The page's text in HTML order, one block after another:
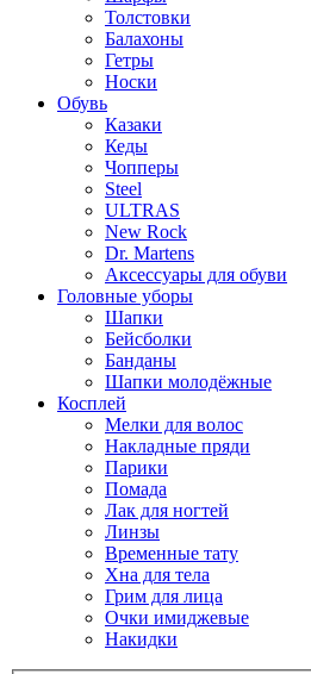
Толстовки
Балахоны
Гетры
Носки
Обувь
Казаки
Кеды
Чопперы
Steel
ULTRAS
New Rock
Dr. Martens
Аксессуары для обуви
Головные уборы
Шапки
Бейсболки
Банданы
Шапки молодёжные
Косплей
Мелки для волос
Накладные пряди
Парики
Помада
Лак для ногтей
Линзы
Временные тату
Хна для тела
Грим для лица
Очки имиджевые
Накидки